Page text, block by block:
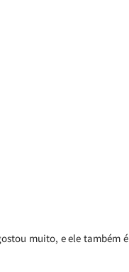
muito, e ele também é